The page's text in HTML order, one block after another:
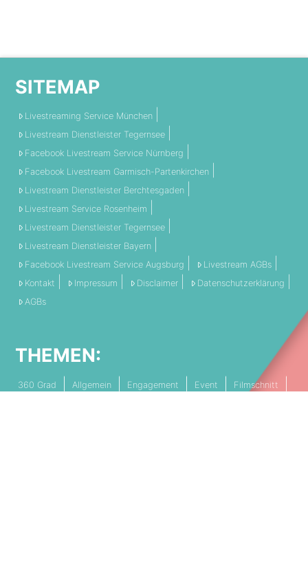
SITEMAP
Livestreaming Service München
Livestream Dienstleister Tegernsee
Facebook Livestream Service Nürnberg
Facebook Livestream Garmisch-Partenkirchen
Livestream Dienstleister Berchtesgaden
Livestream Service Rosenheim
Livestream Dienstleister Tegernsee
Livestream Dienstleister Bayern
Facebook Livestream Service Augsburg
Livestream AGBs
Kontakt
Impressum Disclaimer
Datenschutzerklärung
AGBs
THEMEN:
360 Grad Allgemein Engagement Event
Filmschnitt